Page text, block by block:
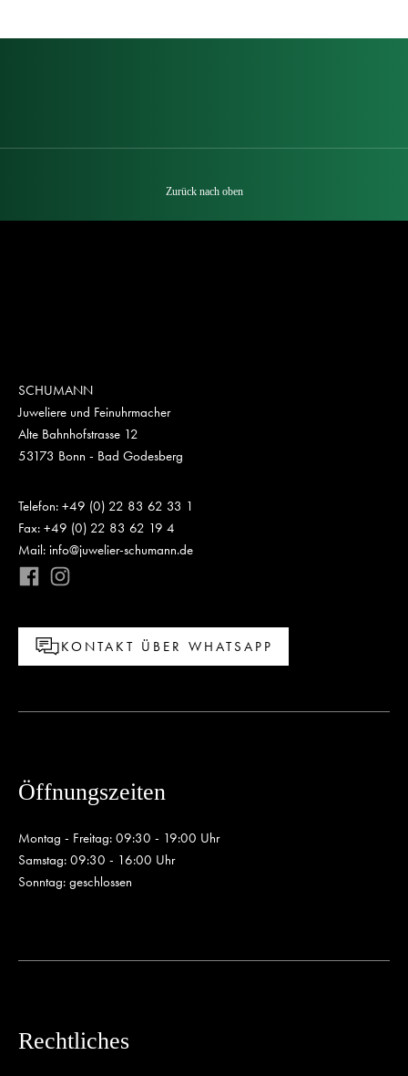
Zurück nach oben
SCHUMANN
Juweliere und Feinuhrmacher
Alte Bahnhofstrasse 12
53173 Bonn - Bad Godesberg
Telefon: +49 (0) 22 83 62 33 1
Fax: +49 (0) 22 83 62 19 4
Mail: info@juwelier-schumann.de
KONTAKT ÜBER WHATSAPP
Öffnungszeiten
Montag - Freitag: 09:30 - 19:00 Uhr
Samstag: 09:30 - 16:00 Uhr
Sonntag: geschlossen
Rechtliches